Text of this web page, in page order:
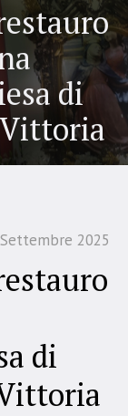
di
Vittoria
2025
di